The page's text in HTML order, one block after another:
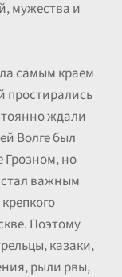
мужества и
самым краем
простирались
ждали
Волге был
но
важным
Поэтому
казаки,
рыли рвы,